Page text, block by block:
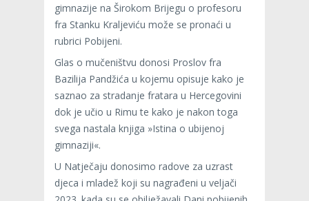
gimnazije na Širokom Brijegu o profesoru
fra Stanku Kraljeviću može se pronaći u
rubrici Pobijeni.
Glas o mučeništvu donosi Proslov fra
Bazilija Pandžića u kojemu opisuje kako je
saznao za stradanje fratara u Hercegovini
dok je učio u Rimu te kako je nakon toga
svega nastala knjiga »Istina o ubijenoj
gimnaziji«.
U Natječaju donosimo radove za uzrast
djeca i mladež koji su nagrađeni u veljači